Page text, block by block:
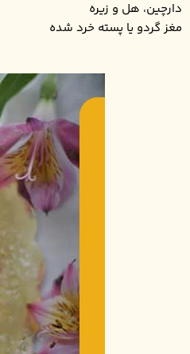
دارچین، هل و زیره
مغز گردو یا پسته خرد شده